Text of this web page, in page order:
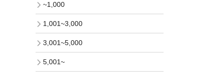
~1,000
1,001~3,000
3,001~5,000
5,001~